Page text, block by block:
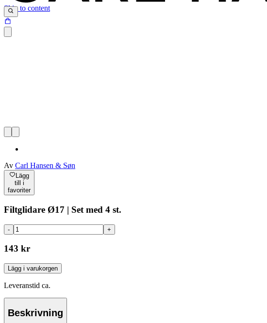
Skip to content
Av Carl Hansen & Søn
Lägg
till i
favoriter
Filtglidare Ø17 | Set med 4 st.
- +
143 kr
Lägg i varukorgen
Leveranstid ca.
Beskrivning